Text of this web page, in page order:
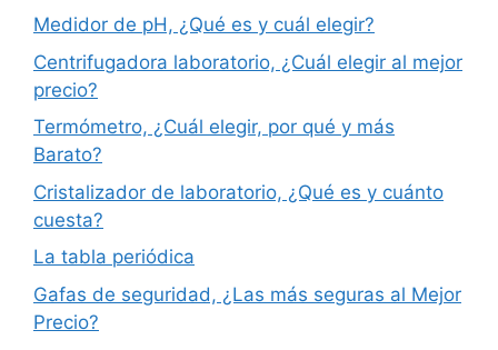
Medidor de pH, ¿Qué es y cuál elegir?
Centrifugadora laboratorio, ¿Cuál elegir al mejor
precio?
Termómetro, ¿Cuál elegir, por qué y más
Barato?
Cristalizador de laboratorio, ¿Qué es y cuánto
cuesta?
La tabla periódica
Gafas de seguridad, ¿Las más seguras al Mejor
Precio?